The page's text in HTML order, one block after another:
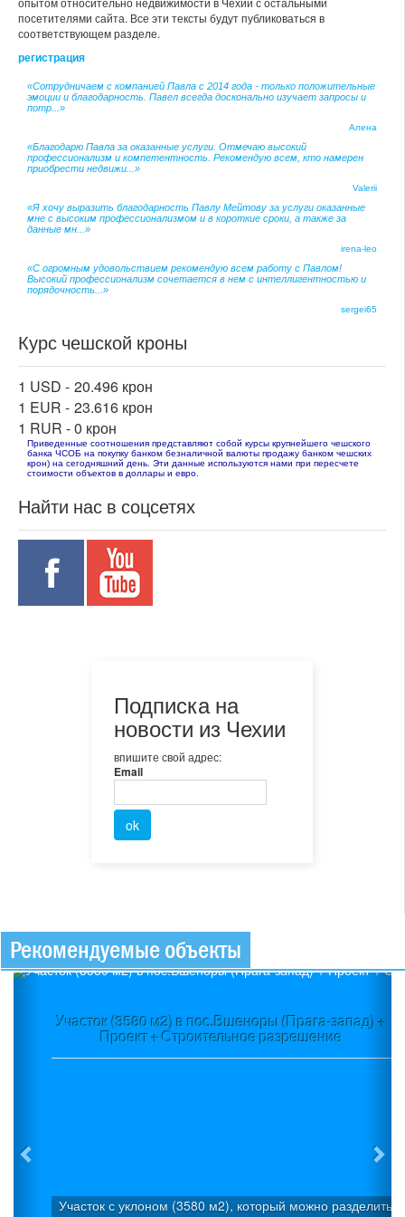
посетителями сайта. Все эти тексты будут публиковаться в
соответствующем разделе.
регистрация
«Сотрудничаем с компанией Павла с 2014 года - только положительные
эмоции и благодарность. Павел всегда досконально изучает запросы и
потр...»
Алена
«Благодарю Павла за оказанные услуги. Отмечаю высокий
профессионализм и компетентность. Рекомендую всем, кто намерен
приобрести недвижи...»
Valerii
«Я хочу выразить благодарность Павлу Мейтову за услуги оказанные
мне с высоким профессионализмом и в короткие сроки, а также за
данные мн...»
irena-leo
«С огромным удовольствием рекомендую всем работу с Павлом!
Высокий профессионализм сочетается в нем с интеллигентностью и
порядочность...»
sergei65
Курс чешской кроны
1 USD - 20.496 крон
1 EUR - 23.616 крон
1 RUR -0 крон
Приведенные соотношения представляют собой курсы крупнейшего чешского
банка ЧСОБ на покупку банком безналичной валюты продажу банком чешских
крон) на сегодняшний день. Эти данные используются нами при пересчете
стоимости объектов в доллары и евро.
Найти нас в соцсетях
Подписка на
новости из Чехии
впишите свой адрес:
Email
Рекомендуемые объекты
Участок (3580 м2) в пос.Вшеноры (Прага-запад) +
Проект + Строительное разрешение
Участок с уклоном (3580 м2), который можно разделить на 3
Previous